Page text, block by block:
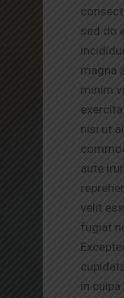
sed do
magna
minim
nisi ut
aute
velit
fugiat
in